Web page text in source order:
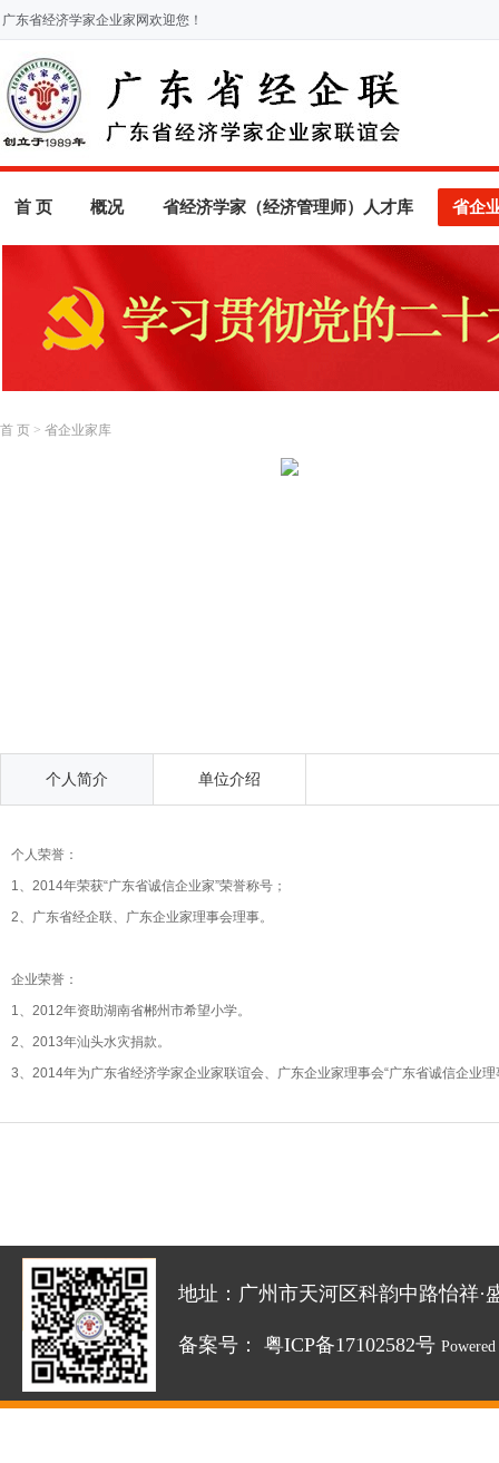
广东省经济学家企业家网欢迎您！
首 页 概况 省经济学家（经济管理师）人才库 省企
首 页 > 省企业家库
个人简介 单位介绍
个人荣誉：
1、2014年荣获“广东省诚信企业家”荣誉称号；
2、广东省经企联、广东企业家理事会理事。
企业荣誉：
1、2012年资助湖南省郴州市希望小学。
2、2013年汕头水灾捐款。
3、2014年为广东省经济学家企业家联谊会、广东企业家理事会“广东省诚信企业理
地址：广州市天河区科韵中路怡祥·
备案号： 粤ICP备17102582号